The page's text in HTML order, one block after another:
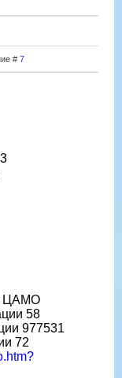
# 7
ЦАМО
58
977531
72